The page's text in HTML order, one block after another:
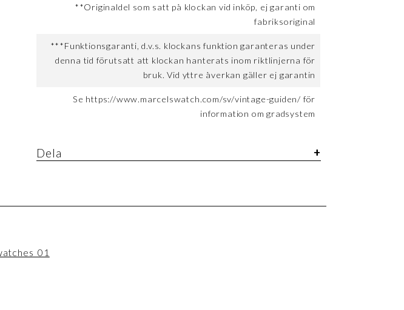
**Originaldel som satt på klockan vid inköp, ej garanti om
fabriksoriginal
***Funktionsgaranti, d.v.s. klockans funktion garanteras under
denna tid förutsatt att klockan hanterats inom riktlinjerna för
bruk. Vid yttre åverkan gäller ej garantin
Se https://www.marcelswatch.com/sv/vintage-guiden/ för
information om gradsystem
Dela